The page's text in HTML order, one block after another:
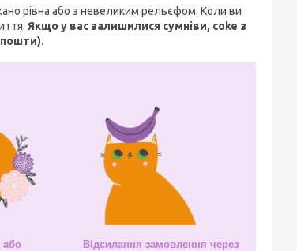
рівна або з невеликим рельєфом. Коли ви
Якщо у вас залишилися сумніви, coke з
пошти).
або
Відсилання замовлення через